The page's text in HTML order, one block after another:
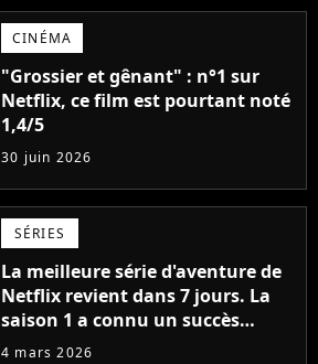
CINÉMA
"Grossier et gênant" : n°1 sur
Netflix, ce film est pourtant noté
1,4/5
30 juin 2026
SÉRIES
La meilleure série d'aventure de
Netflix revient dans 7 jours. La
saison 1 a connu un succès
retentissant avec 104 millions de
4 mars 2026